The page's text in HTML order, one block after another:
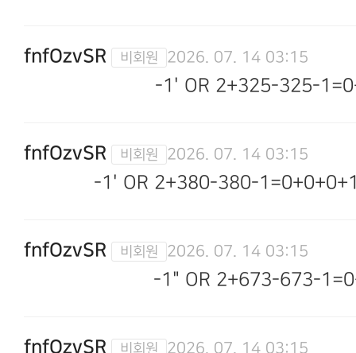
fnfOzvSR 2026. 07. 14 03:15
-1' OR 2+325-325-
fnfOzvSR 2026. 07. 14 03:15
-1' OR 2+380-380-
fnfOzvSR 2026. 07. 14 03:15
-1" OR 2+673-673-
fnfOzvSR 2026. 07. 14 03:15